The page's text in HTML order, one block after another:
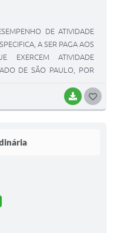
BAIXAR
DE ATIVIDADE
A SER PAGA AOS
EXERCEM ATIVIDADE
DE SÃO PAULO, POR
PROVIDÊNCIAS